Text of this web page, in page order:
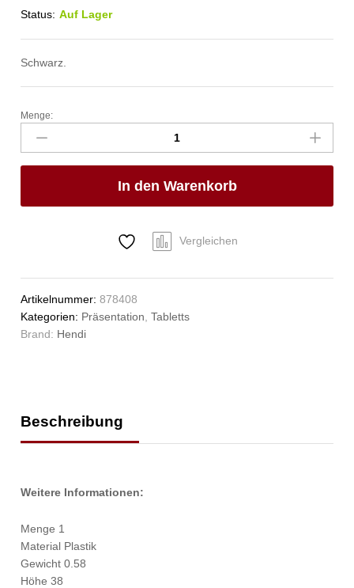
Status: Auf Lager
Schwarz.
Serviertablett
rund
mit
hohem
HENDI,
Menge:
In den Warenkorb
Vergleichen
Artikelnummer:878408
Kategorien: Präsentation ,Tabletts
Brand: Hendi
Beschreibung
Weitere Informationen:
Menge 1
Material Plastik
Gewicht 0.58
Höhe 38